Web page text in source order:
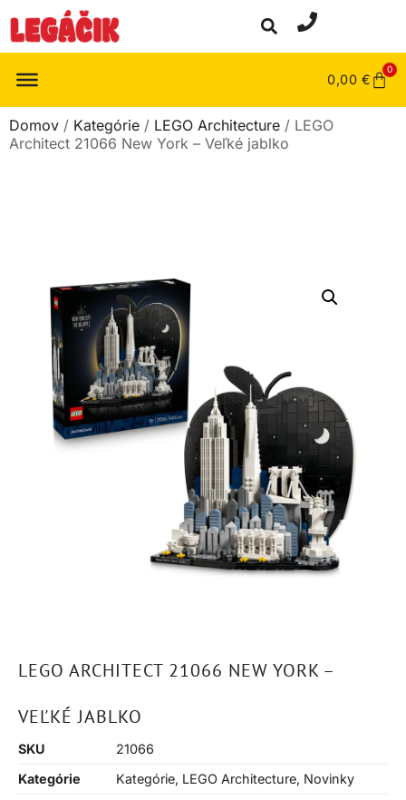
0,00 €
0
Domov / Kategórie / LEGO Architecture / LEGO
Architect 21066 New York – Veľké jablko
LEGO ARCHITECT 21066 NEW YORK –
VEĽKÉ JABLKO
SKU
21066
Kategórie
Kategórie, LEGO Architecture, Novinky